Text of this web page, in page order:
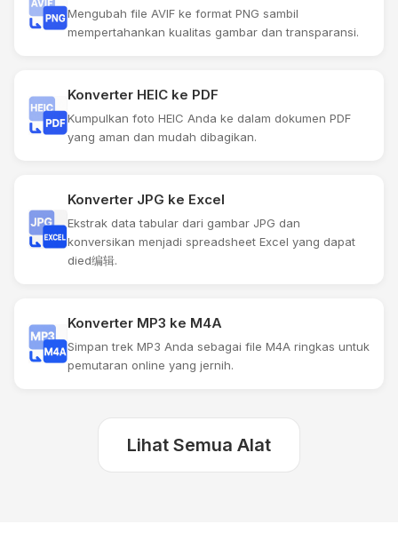
Mengubah file AVIF ke format PNG sambil
mempertahankan kualitas gambar dan transparansi.
Konverter HEIC ke PDF
Kumpulkan foto HEIC Anda ke dalam dokumen PDF
yang aman dan mudah dibagikan.
Konverter JPG ke Excel
Ekstrak data tabular dari gambar JPG dan
konversikan menjadi spreadsheet Excel yang dapat
died编辑.
Konverter MP3 ke M4A
Simpan trek MP3 Anda sebagai file M4A ringkas untuk
pemutaran online yang jernih.
Lihat Semua Alat